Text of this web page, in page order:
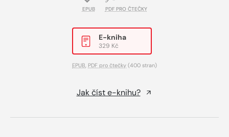
EPUB PDF PRO ČTEČKY
E-kniha
329 Kč
EPUB, PDF pro čtečky (400 stran)
Jak číst e-knihu?